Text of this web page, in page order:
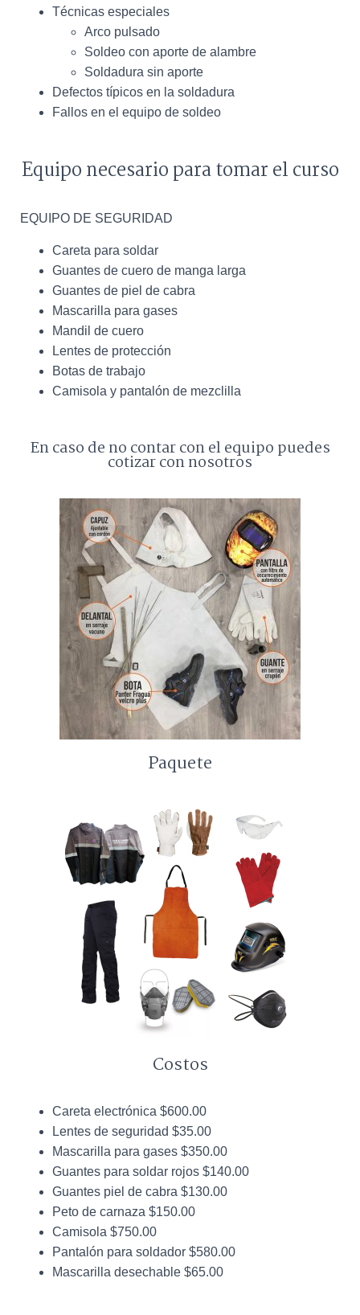
Técnicas especiales
Arco pulsado
Soldeo con aporte de alambre
Soldadura sin aporte
Defectos típicos en la soldadura
Fallos en el equipo de soldeo
Equipo necesario para tomar el curso
EQUIPO DE SEGURIDAD
Careta para soldar
Guantes de cuero de manga larga
Guantes de piel de cabra
Mascarilla para gases
Mandil de cuero
Lentes de protección
Botas de trabajo
Camisola y pantalón de mezclilla
En caso de no contar con el equipo puedes
cotizar con nosotros
Paquete
Costos
Careta electrónica $600.00
Lentes de seguridad $35.00
Mascarilla para gases $350.00
Guantes para soldar rojos $140.00
Guantes piel de cabra $130.00
Peto de carnaza $150.00
Camisola $750.00
Pantalón para soldador $580.00
Mascarilla desechable $65.00